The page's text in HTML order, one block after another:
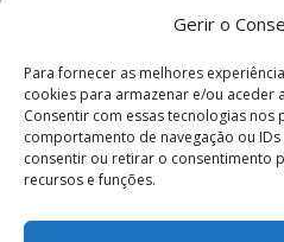
Gerir o
Para fornecer as melhores
cookies para armazenar e/ou aceder
Consentir com essas tecnologias
comportamento de navegação ou IDs
consentir ou retirar o consentimento
recursos e funções.